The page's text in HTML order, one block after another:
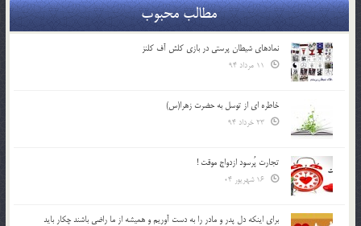
مطالب محبوب
نمادهای شیطان پرستی در بازی کلش آف کلنز
خاطره ای از توسل به حضرت زهرا(س)
تجارت پُرسود ازدواج موقت !
براي اينكه دل پدر و مادر را به دست آوريم و هميشه از ما راضي باشند چكار بايد